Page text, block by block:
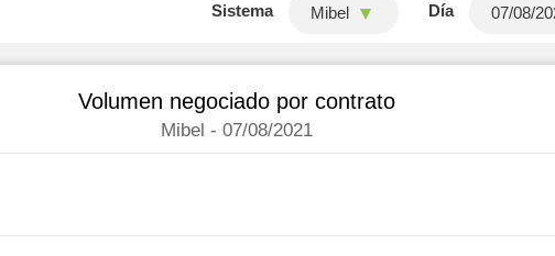
Sistema Mibel Día
Volumen negociado por contrato
Mibel - 07/08/2021